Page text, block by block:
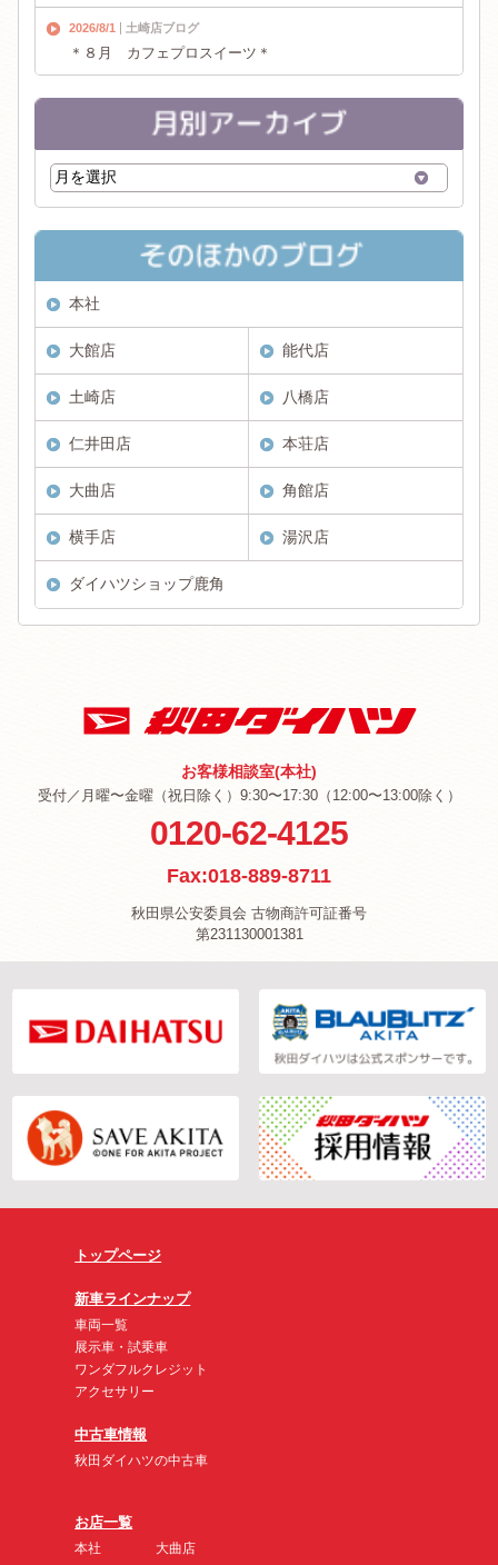
2026/8/1 土崎店ブログ
＊８月 カフェプロスイーツ＊
本社
大館店 能代店
土崎店 八橋店
仁井田店 本荘店
大曲店 角館店
横手店 湯沢店
ダイハツショップ鹿角
お客様相談室(本社)
受付／月曜〜金曜（祝日除く）9:30〜17:30（12:00〜13:00除く）
0120-62-4125
Fax:018-889-8711
秋田県公安委員会 古物商許可証番号
第231130001381
トップページ
新車ラインナップ
車両一覧
展示車・試乗車
ワンダフルクレジット
アクセサリー
中古車情報
秋田ダイハツの中古車
お店一覧
本社
大曲店